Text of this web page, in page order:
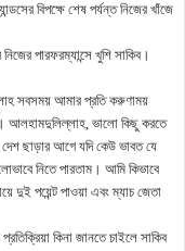
বিপক্ষে শেষ পর্যন্ত নিজের খাঁজে
পারফরম্যান্সে খুশি সাকিব।
সবসময় আমার প্রতি করুণাময়
আলহামদুলিল্লাহ, ভালো কিছু করতে
ছাড়ার আগে যদি কেউ ভাবত যে
নিতে পারতাম। আমি কিভাবে
দুই পয়েন্ট পাওয়া এবং ম্যাচ জেতা
কিনা জানতে চাইলে সাকিব